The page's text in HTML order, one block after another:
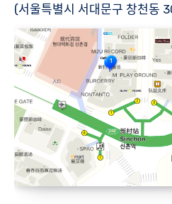
(서울특별시 서대문구 창천동